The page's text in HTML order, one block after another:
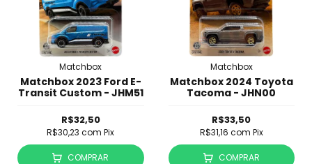
Matchbox
Matchbox 2023 Ford E-
Transit Custom - JHM51
R$32,50
R$30,23com Pix
COMPRAR
Matchbox
Matchbox 2024 Toyota
Tacoma - JHN00
R$33,50
R$31,16 com Pix
COMPRAR